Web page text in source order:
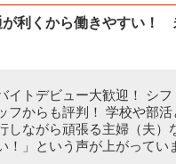
利くから働きやすい！
イトデビュー大歓迎！ シ
フからも評判！ 学校や部
しながら頑張る主婦（夫）
！」という声が上がってい